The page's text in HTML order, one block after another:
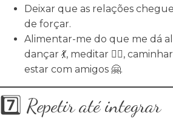
Deixar que as relações
de forçar.
Alimentar-me do que me dá
dançar 💃, meditar 🧘‍♀️,
estar com amigos 🤗.
7️⃣ Repetir até integrar